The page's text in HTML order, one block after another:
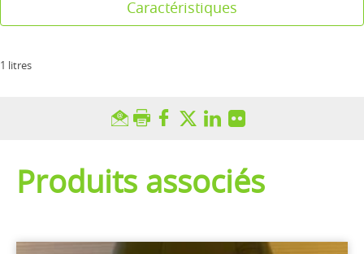
Caractéristiques
1 litres
Produits associés